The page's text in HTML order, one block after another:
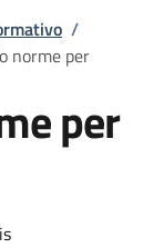
/
norme per
per